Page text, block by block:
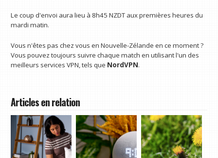
Le coup d'envoi aura lieu à 8h45 NZDT aux premières heures du
mardi matin.
Vous n'êtes pas chez vous en Nouvelle-Zélande en ce moment ?
Vous pouvez toujours suivre chaque match en utilisant l'un des
meilleurs services VPN, tels que NordVPN.
Articles en relation